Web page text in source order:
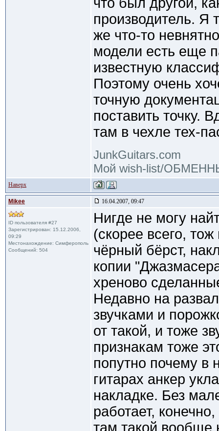
производитель.
же что-то
модели есть еще
известную
Поэтому очень
точную
поставить точку.
там в чехле тех-
JunkGuitars.com
Мой wish-list/
Наверх
Mikee 16.04.2007, 09:47
ID пользователя #27
Зарегистрирован: 15.12.2006,
09:29
Местонахождение: Симферополь
Сообщений: 504
Нигде не могу
(скорее всего,
чёрный бёрст,
копии
хреново
Недавно на
звучками и
от такой, и тоже
признакам тоже
попутно почему в
гитарах анкер
накладке. Без
работает,
там такой вообще